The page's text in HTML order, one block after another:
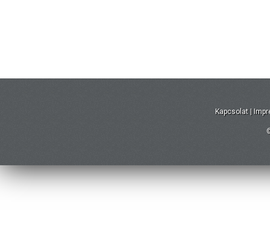
Kapcsolat |